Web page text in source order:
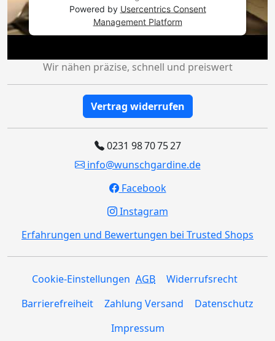
Powered by Usercentrics Consent
Management Platform
Wir nähen präzise, schnell und preiswert
Vertrag widerrufen
0231 98 70 75 27
info@wunschgardine.de
Facebook
Instagram
Erfahrungen und Bewertungen bei Trusted Shops
Cookie-Einstellungen AGB
Widerrufsrecht
Barrierefreiheit
Zahlung Versand
Datenschutz
Impressum